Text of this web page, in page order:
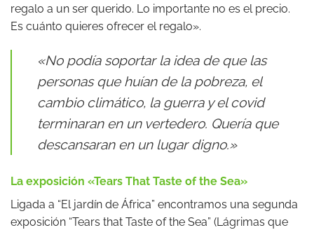
regalo a un ser querido. Lo importante no es el precio.
Es cuánto quieres ofrecer el regalo».
«No podía soportar la idea de que las
personas que huían de la pobreza, el
cambio climático, la guerra y el covid
terminaran en un vertedero. Quería que
descansaran en un lugar digno.»
La exposición «Tears That Taste of the Sea»
Ligada a “El jardín de África” encontramos una segunda
exposición “Tears that Taste of the Sea” (Lágrimas que